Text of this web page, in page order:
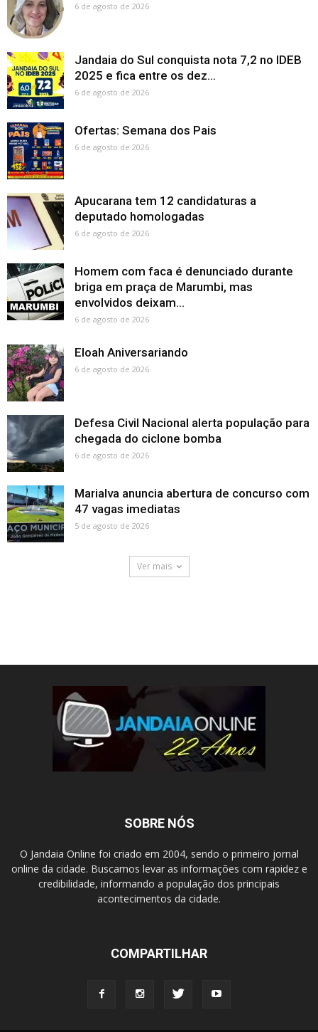
6 de agosto de 2026
Jandaia do Sul conquista nota 7,2 no IDEB
2025 e fica entre os dez...
6 de agosto de 2026
Ofertas: Semana dos Pais
6 de agosto de 2026
Apucarana tem 12 candidaturas a
deputado homologadas
6 de agosto de 2026
Homem com faca é denunciado durante
briga em praça de Marumbi, mas
envolvidos deixam...
6 de agosto de 2026
Eloah Aniversariando
6 de agosto de 2026
Defesa Civil Nacional alerta população para
chegada do ciclone bomba
6 de agosto de 2026
Marialva anuncia abertura de concurso com
47 vagas imediatas
5 de agosto de 2026
Ver mais
SOBRE NÓS
O Jandaia Online foi criado em 2004, sendo o primeiro jornal
online da cidade. Buscamos levar as informações com rapidez e
credibilidade, informando a população dos principais
acontecimentos da cidade.
COMPARTILHAR